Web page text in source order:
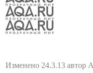
Изменено 24.3.13 автор